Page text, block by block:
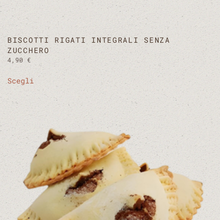
BISCOTTI RIGATI INTEGRALI SENZA
ZUCCHERO
4,90 €
Scegli
Questo
ha
varianti.
Le
opzioni
possono
essere
scelte
nella
pagina
del